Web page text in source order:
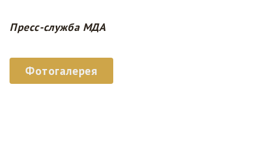
Пресс-служба МДА
Фотогалерея